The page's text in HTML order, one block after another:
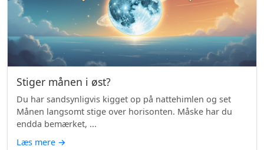
Stiger månen i øst?
Du har sandsynligvis kigget op på nattehimlen og set
Månen langsomt stige over horisonten. Måske har du
endda bemærket, ...
Læs mere →